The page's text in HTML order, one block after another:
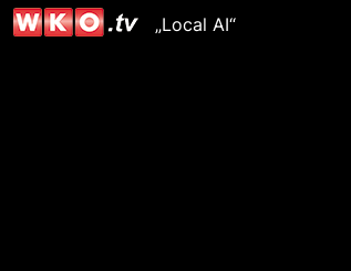
„Local AI“